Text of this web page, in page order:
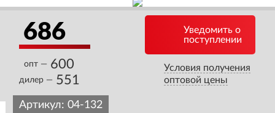
686
опт — 600
дилер — 551
Уведомить о
поступлении
Условия получения
оптовой цены
Артикул: 04-132